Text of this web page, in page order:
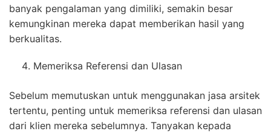
banyak pengalaman yang dimiliki, semakin besar
kemungkinan mereka dapat memberikan hasil yang
berkualitas.
Memeriksa Referensi dan Ulasan
Sebelum memutuskan untuk menggunakan jasa arsitek
tertentu, penting untuk memeriksa referensi dan ulasan
dari klien mereka sebelumnya. Tanyakan kepada